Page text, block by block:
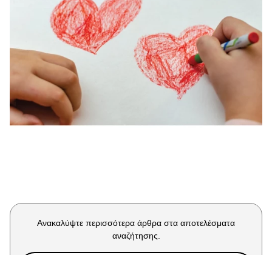
Woman Power
Parenting
Working Girl
Real Women
Πρόσωπα
Ask the Guru
Success Stories
Ανακαλύψτε περισσότερα άρθρα στα αποτελέσματα
αναζήτησης.